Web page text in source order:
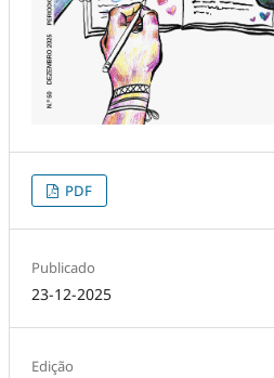
PDF
Publicado
23-12-2025
Edição